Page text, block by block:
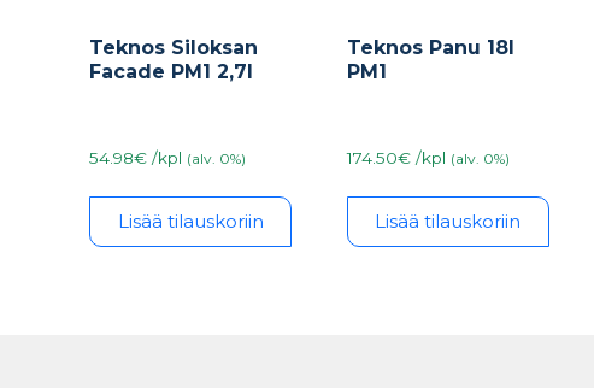
Teknos Siloksan
Facade PM1 2,7l
54.98€ /kpl (alv. 0%)
Lisää tilauskoriin
Teknos Panu 18l
PM1
174.50€ /kpl (alv. 0%)
Lisää tilauskoriin